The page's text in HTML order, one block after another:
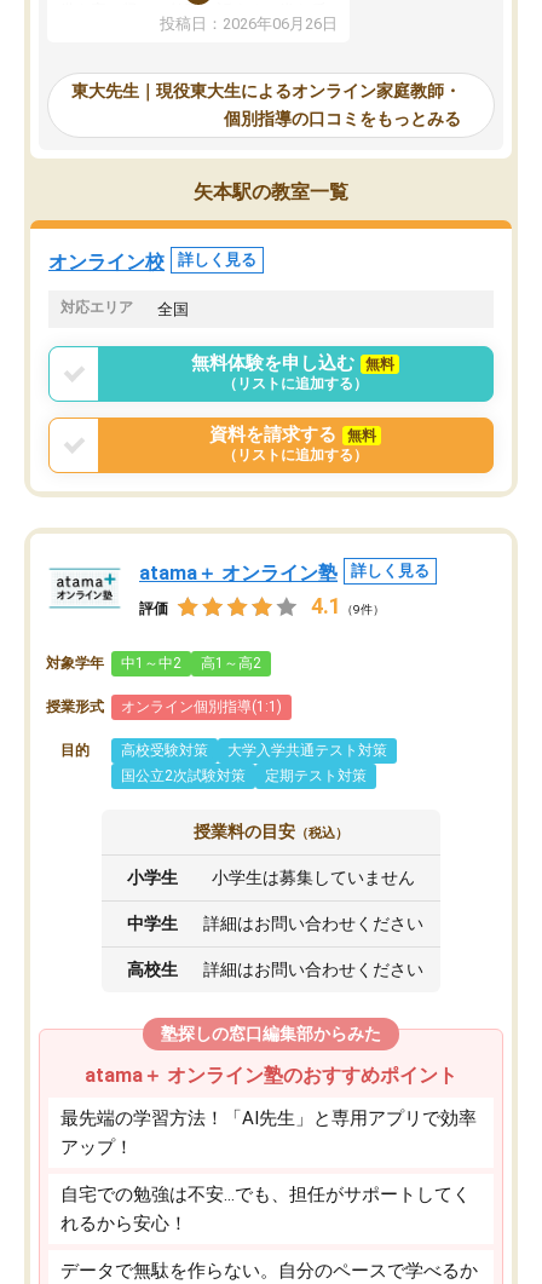
供も家に帰って勉強の話すると嫌な反
応を示します。東大先生にお願いして
れるので、親としても安心です。毎日
使える自習室とかもあり、わからない
ところがあれば先生が回答してくれる
のも重宝しています。
投稿日：2026年06月26日
自習室が毎日使えていつ
るのが心強かったよう
謝です。
東大先生｜現役東大生によるオンライン家庭教師・
個別指導の口コミをもっとみる
矢本駅の教室一覧
オンライン校 詳しく見る
対応エリア 全国
無料体験を申し込む
無料
（リストに追加する）
資料を請求する
無料
（リストに追加する）
atama＋ オンライン塾 詳しく見る
評価 4.1 （9件）
対象学年 中1～中2 高1～高2
授業形式 オンライン個別指導(1:1)
目的 高校受験対策
大学入学共通テスト対策
国公立2次試験対策
定期テスト対策
授業料の目安 （税込）
小学生 小学生は募集していません
中学生 詳細はお問い合わせください
高校生 詳細はお問い合わせください
塾探しの窓口編集部からみた
atama＋ オンライン塾のおすすめポイント
最先端の学習方法！「AI先生」と専用アプリで効率
アップ！
自宅での勉強は不安…でも、担任がサポートしてく
れるから安心！
データで無駄を作らない。自分のペースで学べるか